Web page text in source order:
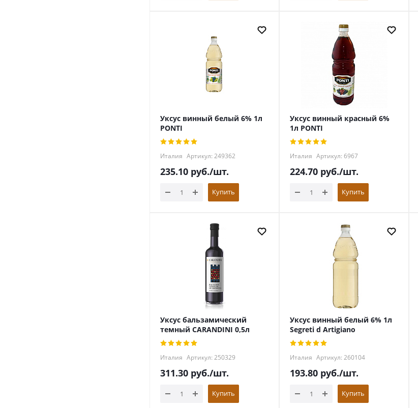
Уксус винный белый 6% 1л
PONTI
Италия Артикул: 249362
235.10 руб./шт.
Купить
Уксус винный красный 6%
1л PONTI
Италия Артикул: 6967
224.70 руб./шт.
Купить
Уксус бальзамический
темный CARANDINI 0,5л
Италия Артикул: 250329
311.30 руб./шт.
Купить
Уксус винный белый 6% 1л
Segreti d Artigiano
Италия Артикул: 260104
193.80 руб./шт.
Купить